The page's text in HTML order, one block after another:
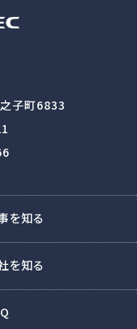
子町6833
を知る
を知る